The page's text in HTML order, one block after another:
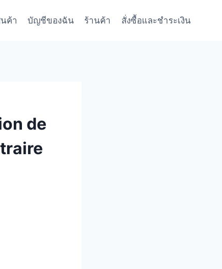
ค้า บัญชีของฉัน ร้านค้า สั่งซื้อและชำระเงิน
de